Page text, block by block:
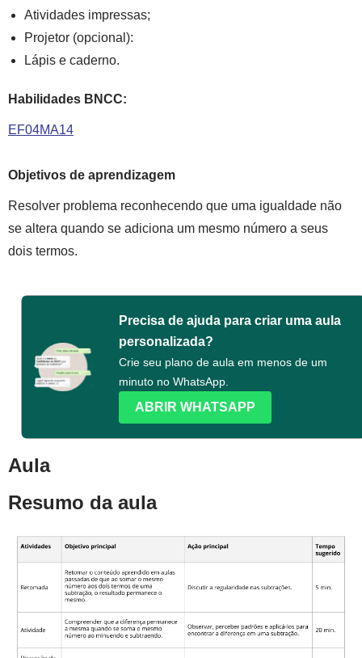
Atividades impressas;
Projetor (opcional):
Lápis e caderno.
Habilidades BNCC:
EF04MA14
Objetivos de aprendizagem
Resolver problema reconhecendo que uma igualdade não
se altera quando se adiciona um mesmo número a seus
dois termos.
Precisa de ajuda para criar uma aula
personalizada?
Crie seu plano de aula em menos de um
minuto no WhatsApp.
ABRIR WHATSAPP
Aula
Resumo da aula